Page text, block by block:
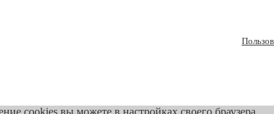
cookies вы можете в настройках своего браузера.